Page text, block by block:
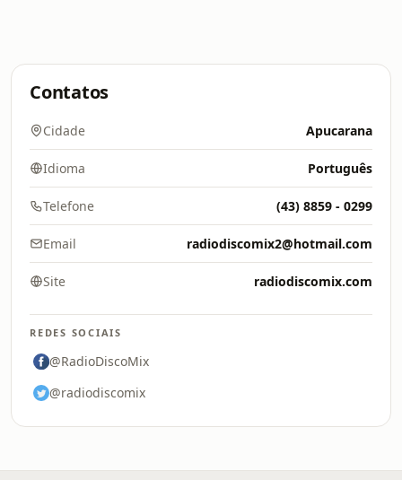
Contatos
Cidade Apucarana
Idioma Português
Telefone (43) 8859 - 0299
Email radiodiscomix2@hotmail.com
Site radiodiscomix.com
REDES SOCIAIS
@RadioDiscoMix
@radiodiscomix